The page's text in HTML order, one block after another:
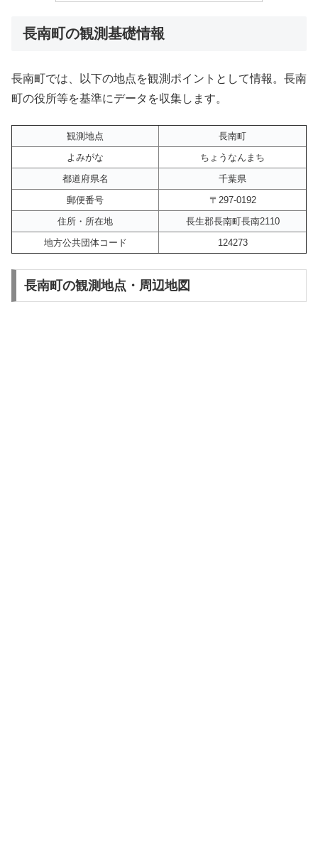
長南町の観測基礎情報
長南町では、以下の地点を観測ポイントとして情報。長南
町の役所等を基準にデータを収集します。
観測地点
長南町
よみがな
ちょうなんまち
都道府県名
千葉県
郵便番号
〒297-0192
住所・所在地
長生郡長南町長南2110
地方公共団体コード
124273
長南町の観測地点・周辺地図